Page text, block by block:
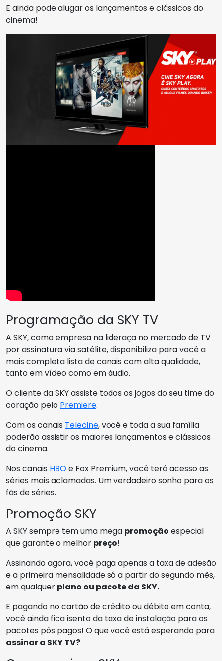
E ainda pode alugar os lançamentos e clássicos do
cinema!
Programação da SKY TV
A SKY, como empresa na lideraça no mercado de TV
por assinatura via satélite, disponibiliza para você a
mais completa lista de canais com alta qualidade,
tanto em vídeo como em áudio.
O cliente da SKY assiste todos os jogos do seu time do
coração pelo Premiere.
Com os canais Telecine, você e toda a sua família
poderão assistir os maiores lançamentos e clássicos
do cinema.
Nos canais HBOe Fox Premium, você terá acesso as
séries mais aclamadas. Um verdadeiro sonho para os
fãs de séries.
Promoção SKY
A SKY sempre tem uma mega promoção especial
que garante o melhor preço!
Assinando agora, você paga apenas a taxa de adesão
e a primeira mensalidade só a partir do segundo mês,
em qualquer plano ou pacote da SKY.
E pagando no cartão de crédito ou débito em conta,
você ainda fica isento da taxa de instalação para os
pacotes pós pagos! O que você está esperando para
assinar a SKY TV?